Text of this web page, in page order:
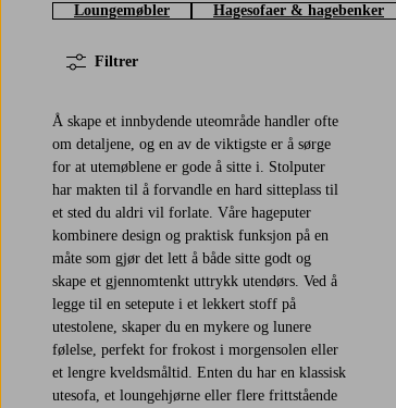
Loungemøbler Hagesofaer & hagebenker
Filtrer
Å skape et innbydende uteområde handler ofte
om detaljene, og en av de viktigste er å sørge
for at utemøblene er gode å sitte i. Stolputer
har makten til å forvandle en hard sitteplass til
et sted du aldri vil forlate. Våre hageputer
kombinere design og praktisk funksjon på en
måte som gjør det lett å både sitte godt og
skape et gjennomtenkt uttrykk utendørs. Ved å
legge til en setepute i et lekkert stoff på
utestolene, skaper du en mykere og lunere
følelse, perfekt for frokost i morgensolen eller
et lengre kveldsmåltid. Enten du har en klassisk
utesofa, et loungehjørne eller flere frittstående